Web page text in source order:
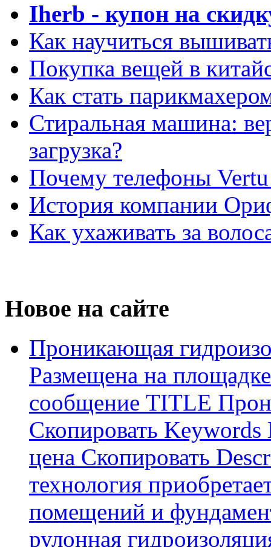
Iherb - купон на
Как научиться
Покупка вещей в
Как стать
Стиральная машина:
загрузка?
Почему телефоны Vertu
История компании
Как ухаживать за
Новое на сайте
Проникающая
Размещена на
сообщение TITLE
Скопировать
цена Скопировать
технология
помещений и
рулонная